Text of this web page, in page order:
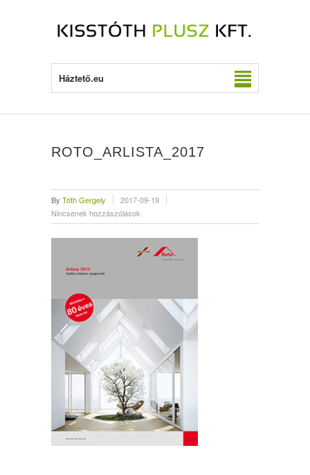
Háztető.eu
ROTO_ARLISTA_2017
By Tóth Gergely
2017-09-19
Nincsenek hozzászólások